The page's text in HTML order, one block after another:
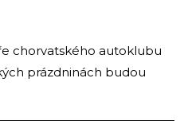
chorvatského autoklubu
prázdninách budou